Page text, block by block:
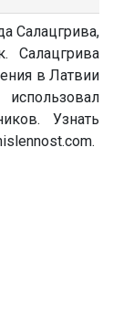
Салацгрива,
Салацгрива
в Латвии
Узнать